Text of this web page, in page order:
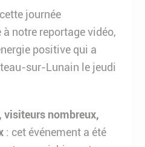
journée
notre reportage vidéo,
positive qui a
sur-Lunain le jeudi
visiteurs nombreux,
: cet événement a été